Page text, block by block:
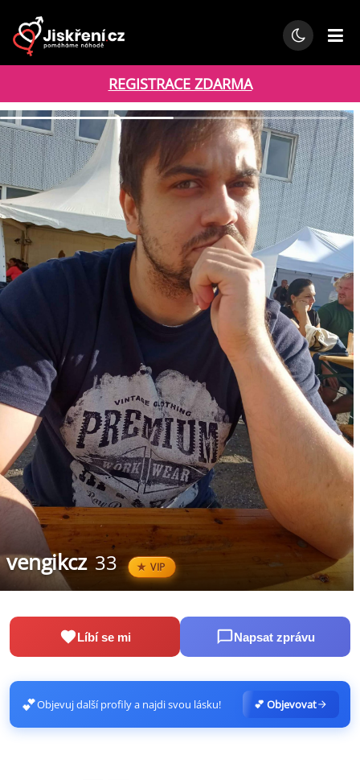
REGISTRACE ZDARMA
vengikcz 33 VIP
Líbí se mi Napsat zprávu
💕Objevuj další profily a najdi svou lásku! 💕 Objevovat